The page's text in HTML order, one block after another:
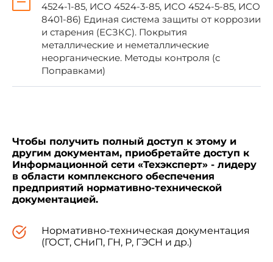
ГОСТ 162-90 3.1
ГОСТ 166-89
4524-1-85, ИСО 4524-3-85, ИСО 4524-5-85, ИСО
8401-86) Единая система защиты от коррозии
и старения (ЕСЗКС). Покрытия
металлические и неметаллические
неорганические. Методы контроля (с
Поправками)
Чтобы получить полный доступ к этому и
другим документам, приобретайте доступ к
Информационной сети «Техэксперт» - лидеру
в области комплексного обеспечения
предприятий нормативно-технической
документацией.
Нормативно-техническая документация
(ГОСТ, СНиП, ГН, Р, ГЭСН и др.)